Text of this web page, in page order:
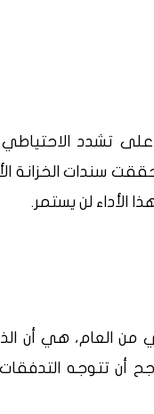
على تشدد
سندات الخزانة
من العام، هي أن
أن تتوجه